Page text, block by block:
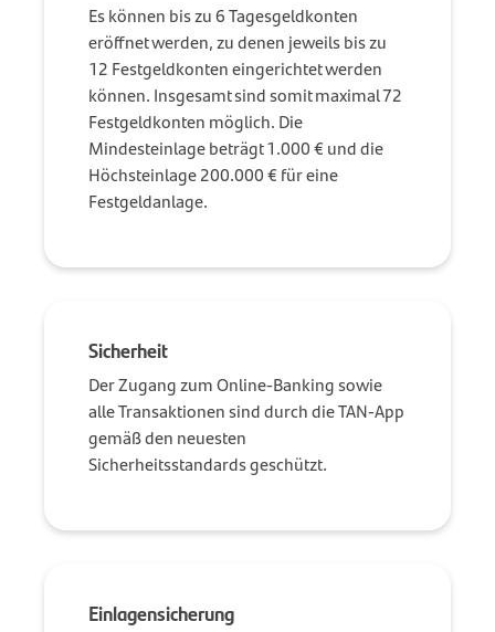
Es können bis zu 6 Tagesgeldkonten
eröffnet werden, zu denen jeweils bis zu
12 Festgeldkonten eingerichtet werden
können. Insgesamt sind somit maximal 72
Festgeldkonten möglich. Die
Mindesteinlage beträgt 1.000 € und die
Höchsteinlage 200.000 € für eine
Festgeldanlage.
Sicherheit
Der Zugang zum Online-Banking sowie
alle Transaktionen sind durch die TAN-App
gemäß den neuesten
Sicherheitsstandards geschützt.
Einlagensicherung